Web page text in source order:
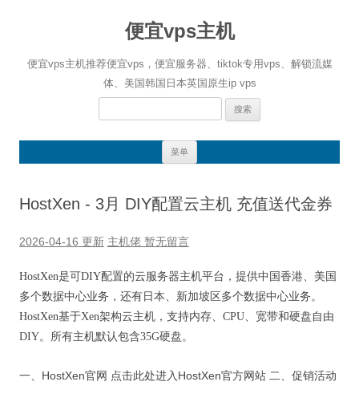
便宜vps主机
便宜vps主机推荐便宜vps，便宜服务器、tiktok专用vps、解锁流媒
体、美国韩国日本英国原生ip vps
搜
菜单
HostXen - 3月 DIY配置云主机 充值送代金券
2026-04-16 更新 主机佬 暂无留言
HostXen是可DIY配置的云服务器主机平台，提供中国香港、美国
多个数据中心业务， 还有日本、新加坡区多个数据中心业务。
HostXen基于Xen架构云主机，支持内存、CPU、宽带和硬盘自由
DIY。所有主机默认包含35G硬盘。
一、HostXen官网 点击此处进入HostXen官方网站 二、促销活动